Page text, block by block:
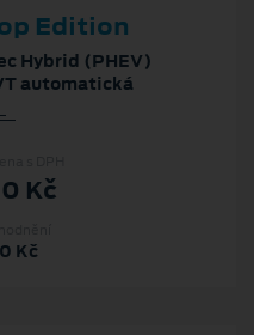
Edition
Hybrid (PHEV)
automatická
Kč
Kč